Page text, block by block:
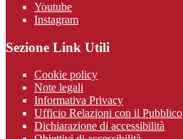
Youtube
Instagram
Sezione Link Utili
Cookie policy
Note legali
Informativa Privacy
Ufficio Relazioni con il Pubblico
Dichiarazione di accessibilità